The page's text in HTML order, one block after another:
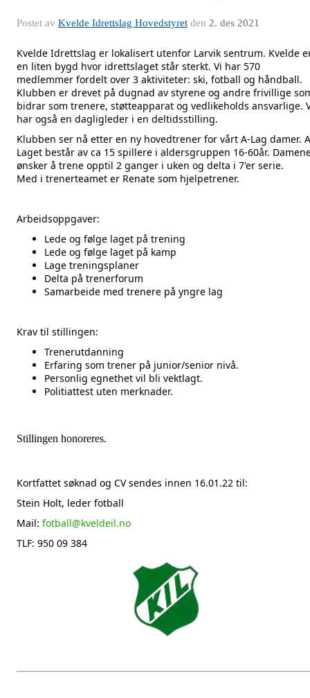
Postet av Kvelde Idrettslag Hovedstyret den 2. des 2021
Kvelde Idrettslag er lokalisert utenfor Larvik sentrum. Kvelde
en liten bygd hvor idrettslaget står sterkt. Vi har 570
medlemmer fordelt over 3 aktiviteter: ski, fotball og håndball.
Klubben er drevet på dugnad av styrene og andre frivillige
bidrar som trenere, støtteapparat og vedlikeholds ansvarlige.
har også en dagligleder i en deltidsstilling.
Klubben ser nå etter en ny hovedtrener for vårt A-Lag damer.
Laget består av ca 15 spillere i aldersgruppen 16-60år.
ønsker å trene opptil 2 ganger i uken og delta i 7'er serie.
Med i trenerteamet er Renate som hjelpetrener.
Arbeidsoppgaver:
Lede og følge laget på trening
Lede og følge laget på kamp
Lage treningsplaner
Delta på trenerforum
Samarbeide med trenere på yngre lag
Krav til stillingen:
Trenerutdanning
Erfaring som trener på junior/senior nivå.
Personlig egnethet vil bli vektlagt.
Politiattest uten merknader.
Stillingen honoreres.
Kortfattet søknad og CV sendes innen 16.01.22 til:
Stein Holt, leder fotball
Mail: fotball@kveldeil.no
TLF: 950 09 384